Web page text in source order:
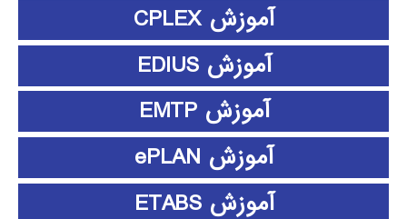
آموزش CPLEX
آموزش EDIUS
آموزش EMTP
آموزش ePLAN
آموزش ETABS